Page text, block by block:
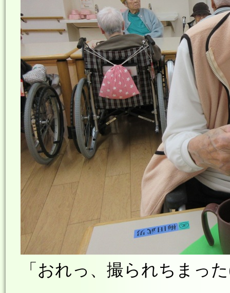
「おれっ、撮られちまった